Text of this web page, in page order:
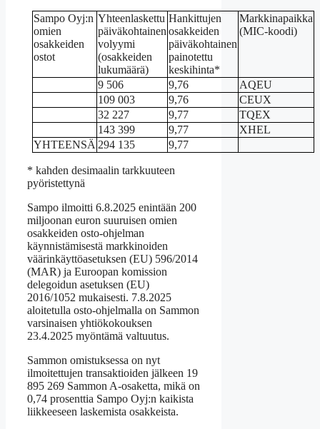
Sampo Oyj:n
omien
osakkeiden
ostot
Yhteenlaskettu
päiväkohtainen
volyymi
(osakkeiden
lukumäärä)
Hankittujen
osakkeiden
päiväkohtainen
painotettu
keskihinta*
Markkinapaikka
(MIC-koodi)
9 506 9,76
AQEU
109 003
9,76
CEUX
32 227
9,77
TQEX
143 399
9,77
XHEL
YHTEENSÄ 294 135 9,77
* kahden desimaalin tarkkuuteen
pyöristettynä
Sampo ilmoitti 6.8.2025 enintään 200
miljoonan euron suuruisen omien
osakkeiden osto-ohjelman
käynnistämisestä markkinoiden
väärinkäyttöasetuksen (EU) 596/2014
(MAR) ja Euroopan komission
delegoidun asetuksen (EU)
2016/1052 mukaisesti. 7.8.2025
aloitetulla osto-ohjelmalla on Sammon
varsinaisen yhtiökokouksen
23.4.2025 myöntämä valtuutus.
Sammon omistuksessa on nyt
ilmoitettujen transaktioiden jälkeen 19
895 269 Sammon A-osaketta, mikä on
0,74 prosenttia Sampo Oyj:n kaikista
liikkeeseen laskemista osakkeista.